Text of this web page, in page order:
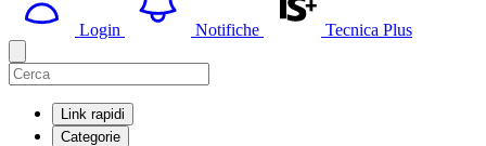
Login Notifiche Tecnica Plus
Link rapidi
Categorie